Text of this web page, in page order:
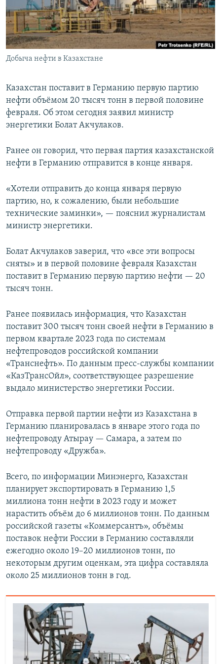
Добыча нефти в Казахстане
Казахстан поставит в Германию первую партию
нефти объёмом 20 тысяч тонн в первой половине
февраля. Об этом сегодня заявил министр
энергетики Болат Акчулаков.
Ранее он говорил, что первая партия казахстанской
нефти в Германию отправится в конце января.
«Хотели отправить до конца января первую
партию, но, к сожалению, были небольшие
технические заминки», — пояснил журналистам
министр энергетики.
Болат Акчулаков заверил, что «все эти вопросы
сняты» и в первой половине февраля Казахстан
поставит в Германию первую партию нефти — 20
тысяч тонн.
Ранее появилась информация, что Казахстан
поставит 300 тысяч тонн своей нефти в Германию в
первом квартале 2023 года по системам
нефтепроводов российской компании
«Транснефть». По данным пресс-службы компании
«КазТрансОйл», соответствующее разрешение
выдало министерство энергетики России.
Отправка первой партии нефти из Казахстана в
Германию планировалась в январе этого года по
нефтепроводу Атырау — Самара, а затем по
нефтепроводу «Дружба».
Всего, по информации Минэнерго, Казахстан
планирует экспортировать в Германию 1,5
миллиона тонн нефти в 2023 году и может
нарастить объём до 6 миллионов тонн. По данным
российской газеты «Коммерсантъ», объёмы
поставок нефти России в Германию составляли
ежегодно около 19–20 миллионов тонн, по
некоторым другим оценкам, эта цифра составляла
около 25 миллионов тонн в год.